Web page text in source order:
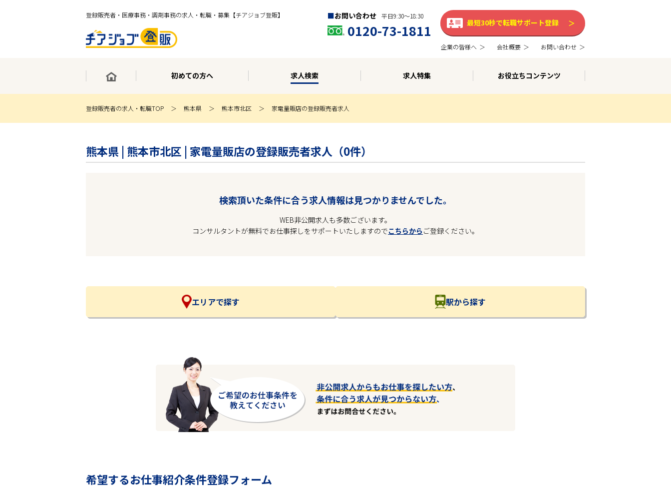
登録販売者・医療事務・調剤事務の求人・転職・募集【チアジョブ登販】 お問い合わせ 平日9:30〜18:30
0120-73-1811 最短30秒で転職サポート登録
企業の皆様へ 会社概要 お問い合わせ
初めての方へ 求人検索 求人特集 お役立ちコンテンツ
登録販売者の求人・転職TOP 熊本県 熊本市北区 家電量販店の登録販売者求人
熊本県 | 熊本市北区 | 家電量販店の登録販売者求人（0件）
検索頂いた条件に合う求人情報は見つかりませんでした。
WEB非公開求人も多数ございます。
コンサルタントが無料でお仕事探しをサポートいたしますのでこちらから ご登録ください。
エリアで探す 駅から探す
希望するお仕事紹介条件登録フォーム